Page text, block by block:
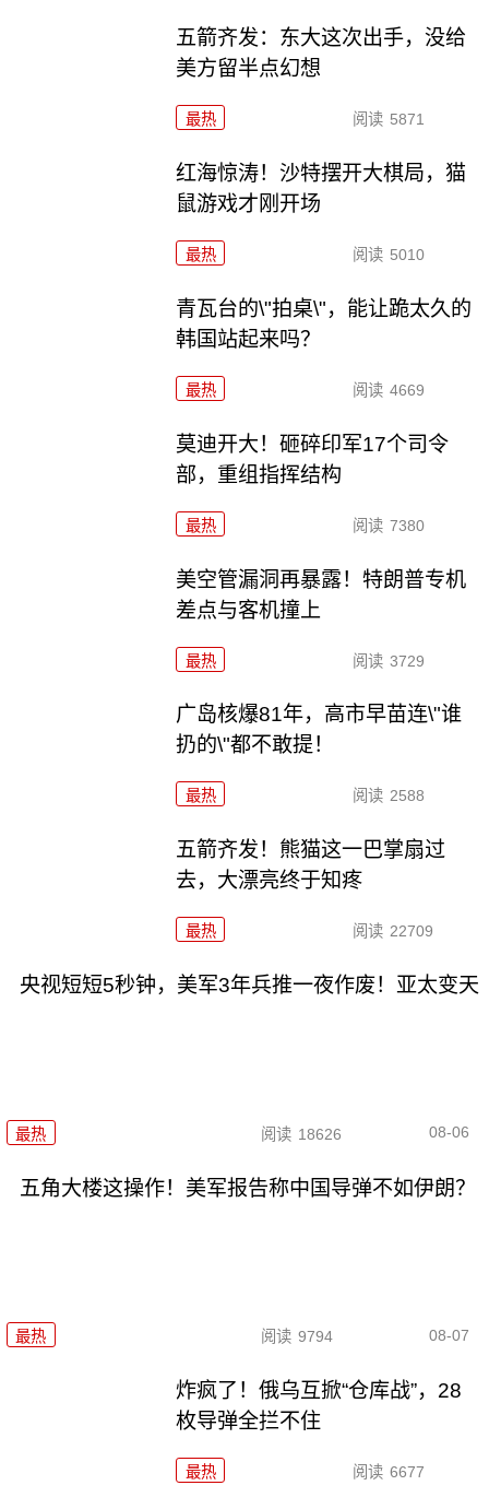
五箭齐发：东大这次出手，没给
美方留半点幻想
最热 阅读 5871
红海惊涛！沙特摆开大棋局，猫
鼠游戏才刚开场
最热 阅读 5010
青瓦台的\"拍桌\"，能让跪太久的
韩国站起来吗？
最热 阅读 4669
莫迪开大！砸碎印军17个司令
部，重组指挥结构
最热 阅读 7380
美空管漏洞再暴露！特朗普专机
差点与客机撞上
最热 阅读 3729
广岛核爆81年，高市早苗连\"谁
扔的\"都不敢提！
最热 阅读 2588
五箭齐发！熊猫这一巴掌扇过
去，大漂亮终于知疼
最热 阅读 22709
央视短短5秒钟，美军3年兵推一夜作废！亚太变天
最热 阅读 18626 08-06
五角大楼这操作！美军报告称中国导弹不如伊朗？
最热 阅读 9794 08-07
炸疯了！俄乌互掀“仓库战”，28
枚导弹全拦不住
最热 阅读 6677